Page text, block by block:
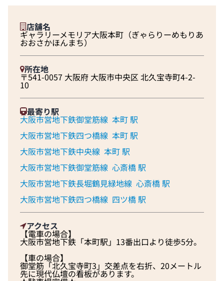
店舗名
ギャラリーメモリア大阪本町（ぎゃらりーめもりあ
おおさかほんまち）
所在地
〒541-0057 大阪府 大阪市中央区 北久宝寺町4-2-
10
最寄り駅
大阪市営地下鉄御堂筋線 本町 駅
大阪市営地下鉄四つ橋線 本町 駅
大阪市営地下鉄中央線 本町 駅
大阪市営地下鉄御堂筋線 心斎橋 駅
大阪市営地下鉄長堀鶴見緑地線 心斎橋 駅
大阪市営地下鉄四つ橋線 四ツ橋 駅
アクセス
【電車の場合】
大阪市営地下鉄「本町駅」13番出口より徒歩5分。
【車の場合】
御堂筋「北久宝寺町3」交差点を右折、20メートル
先に現代仏壇の看板があります。